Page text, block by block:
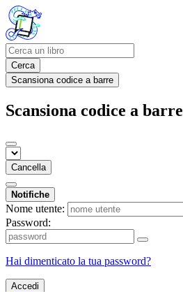
Cerca
Scansiona codice a barre
Scansiona codice a barre
Cancella
Notifiche
Nome utente:
Password:
Hai dimenticato la tua password?
Accedi